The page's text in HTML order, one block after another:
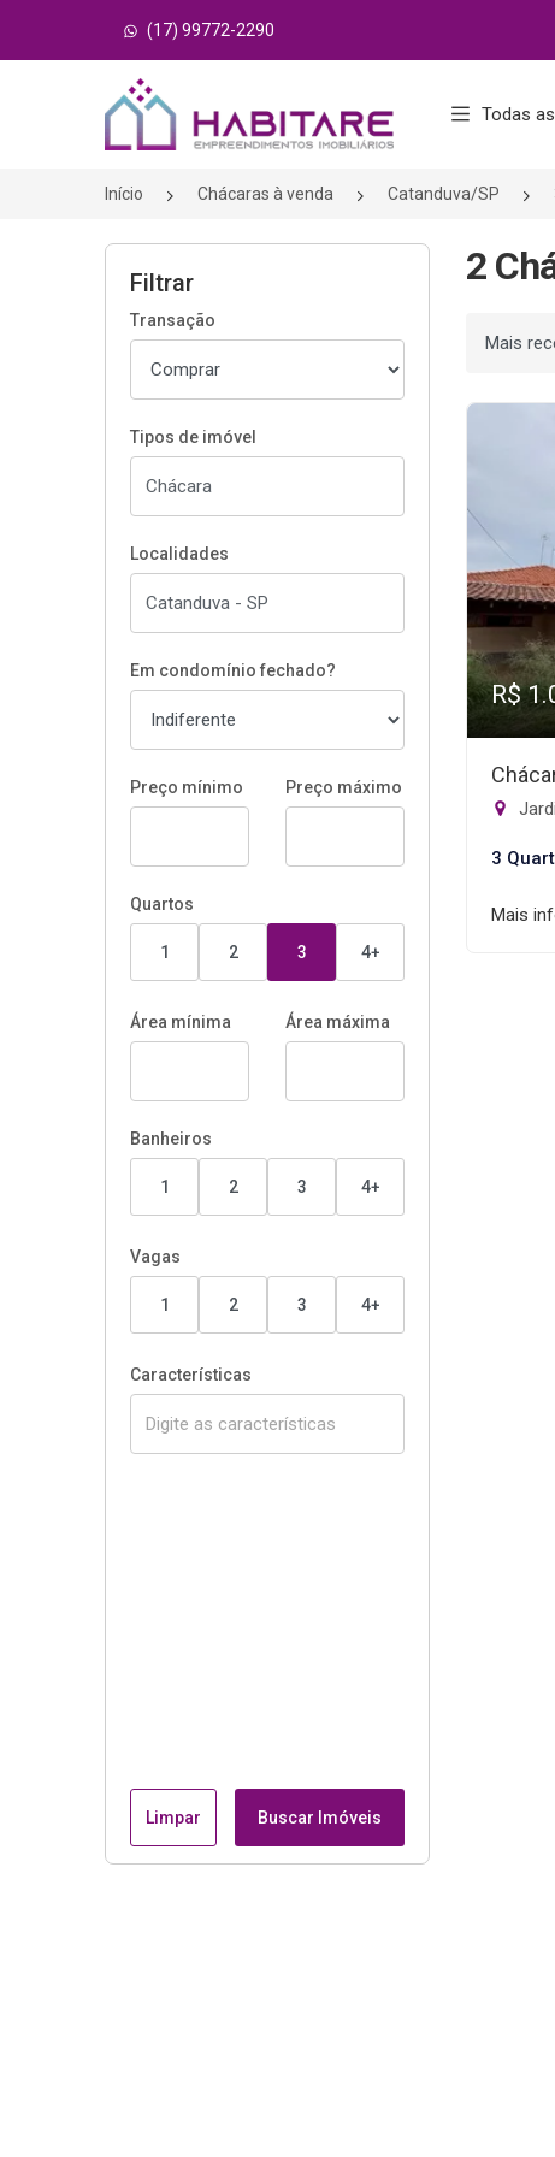
(17) 99772-2290
Página inicial
Todas
Início Chácaras à venda Catanduva/SP
Filtrar
Transação
Tipos de imóvel
Localidades
Em condomínio fechado?
Preço mínimo Preço máximo
Quartos
1 2 3 4+
Área mínima Área máxima
Banheiros
1 2 3 4+
Vagas
1 2 3 4+
Características
Limpar Buscar Imóveis
2
Ordenar
R$
3
Mais